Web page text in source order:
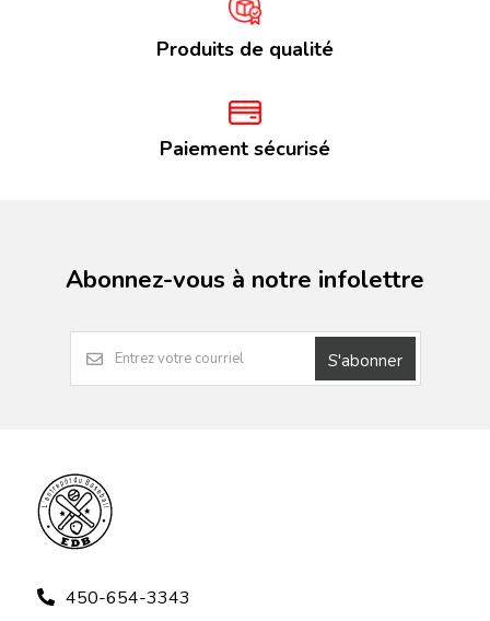
Produits de qualité
Paiement sécurisé
Abonnez-vous à notre infolettre
S'abonner
450-654-3343